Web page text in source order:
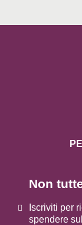
Non
Iscriviti per
spendere